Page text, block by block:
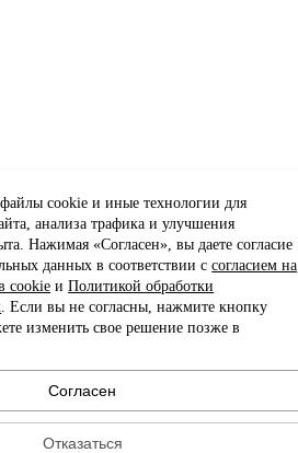
файлы cookie и иные технологии для
анализа трафика и улучшения
Нажимая «Согласен», вы даете согласие
данных в соответствии ссогласием на
cookie иПолитикой обработки
. Если вы не согласны, нажмите кнопку
изменить свое решение позже в
Согласен
Отказаться